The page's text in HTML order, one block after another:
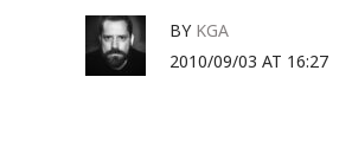
BY KGA
2010/09/03 AT 16:27